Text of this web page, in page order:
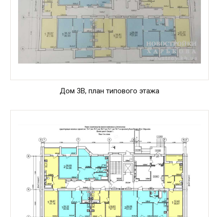
Дом 3В, план типового этажа